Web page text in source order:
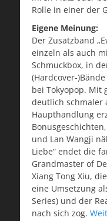
Rolle in einer der
Eigene Meinung:
Der Zusatzband
einzeln als auch
Schmuckbox, in
(Hardcover-
bei Tokyopop. Mit
deutlich schmaler
Haupthandlung
und Lan Wangji
Liebe“ endet die
Grandmaster of
Xiang Tong Xiu,
eine Umsetzung
Series) und der
nach sich zog.